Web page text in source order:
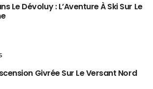
Le Dévoluy : L’Aventure À Ski Sur Le
Givrée Sur Le Versant Nord